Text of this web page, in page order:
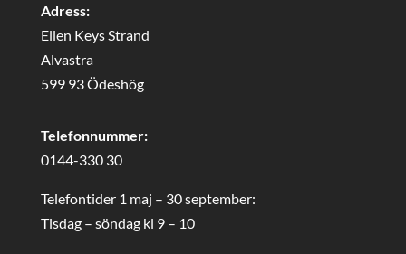
Adress:
Ellen Keys Strand
Alvastra
599 93 Ödeshög
Telefonnummer:
0144-330 30
Telefontider 1 maj – 30 september:
Tisdag – söndag kl 9 – 10